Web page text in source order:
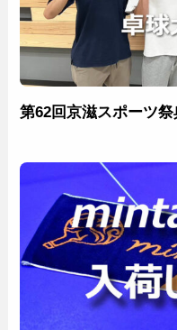
第62回京滋スポーツ